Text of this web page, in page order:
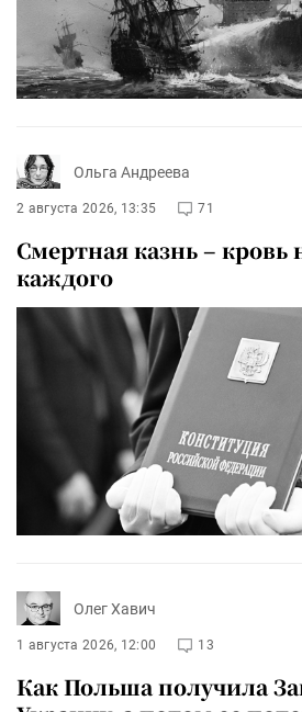
Ольга Андреева
2 августа 2026, 13:35 71
Смертная казнь – кровь
каждого
Олег Хавич
1 августа 2026, 12:00 13
Как Польша получила